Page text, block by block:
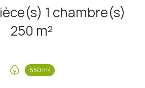
250 m²
550 m²